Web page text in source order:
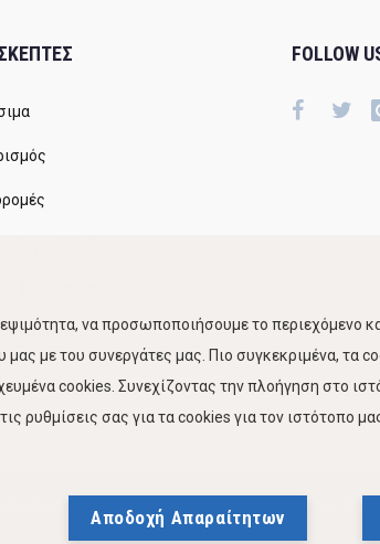
Λιμένος
FOLLOW
Δήλωση Προσβασιμότητας
να προσωποποιήσουμε το περιεχόμενο
με του συνεργάτες μας. Πιο συγκεκριμένα, τα
cookies. Συνεχίζοντας την πλοήγηση στο
ρυθμίσεις σας για τα cookies για τον ιστότοπο
Αποδοχή Απαραίτητων